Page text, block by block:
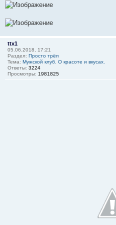
ttx1
05.06.2018, 17:21
Раздел: Просто трёп
Тема: Мужской клуб. О красоте и вкусах.
Ответы: 3224
Просмотры: 1981825